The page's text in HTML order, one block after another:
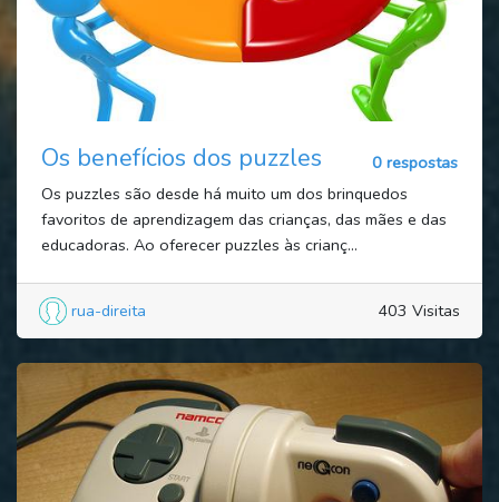
Os benefícios dos puzzles
0 respostas
Os puzzles são desde há muito um dos brinquedos
favoritos de aprendizagem das crianças, das mães e das
educadoras. Ao oferecer puzzles às crianç...
rua-direita 403 Visitas